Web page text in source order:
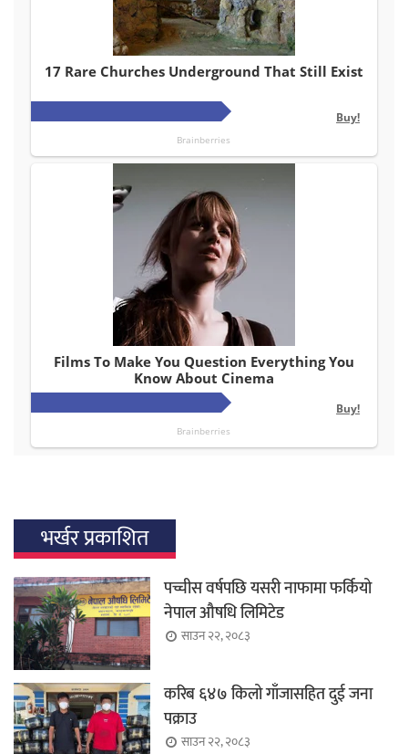
भर्खर प्रकाशित
पच्चीस वर्षपछि यसरी नाफामा फर्कियो
नेपाल औषधि लिमिटेड
साउन २२, २०८३
करिब ६४७ किलो गाँजासहित दुई जना
पक्राउ
साउन २२, २०८३